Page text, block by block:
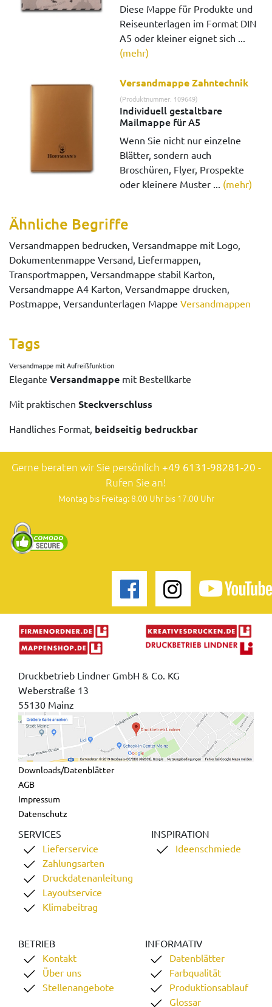
Diese Mappe für Produkte und
Reiseunterlagen im Format DIN
A5 oder kleiner eignet sich ...
(mehr)
Versandmappe Zahntechnik
(Produktnummer: 109649)
Individuell gestaltbare
Mailmappe für A5
Wenn Sie nicht nur einzelne
Blätter, sondern auch
Broschüren, Flyer, Prospekte
oder kleinere Muster ... (mehr)
Ähnliche Begriffe
Versandmappen bedrucken, Versandmappe mit Logo,
Dokumentenmappe Versand, Liefermappen,
Transportmappen, Versandmappe stabil Karton,
Versandmappe A4 Karton, Versandmappe drucken,
Postmappe, Versandunterlagen Mappe Versandmappen
Tags
Versandmappe mit Aufreißfunktion
Elegante Versandmappe mit Bestellkarte
Mit praktischen Steckverschluss
Handliches Format, beidseitig bedruckbar
Gerne beraten wir Sie persönlich +49 6131-98281-20 -
Rufen Sie an!
Montag bis Freitag: 8.00 Uhr bis 17.00 Uhr
Druckbetrieb Lindner GmbH & Co. KG
Weberstraße 13
55130 Mainz
Downloads/Datenblätter
AGB
Impressum
Datenschutz
SERVICES
Lieferservice
Zahlungsarten
Druckdatenanleitung
Layoutservice
Klimabeitrag
INSPIRATION
Ideenschmiede
BETRIEB
Kontakt
Über uns
Stellenangebote
INFORMATIV
Datenblätter
Farbqualität
Produktionsablauf
Glossar